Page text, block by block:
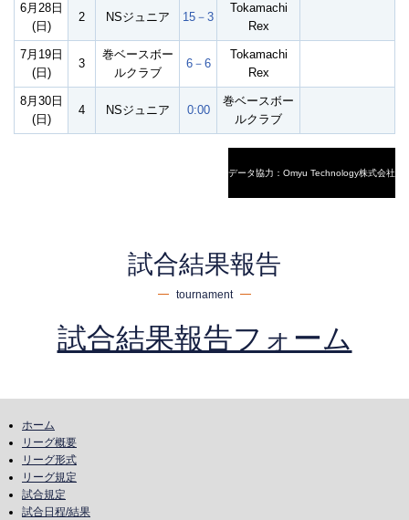
6月28日
(日)
2 NSジュニア 15－3
Tokamachi
Rex
7月19日
(日)
3
巻ベースボー
ルクラブ
6－6
Tokamachi
Rex
8月30日
(日)
4 NSジュニア 0:00
巻ベースボー
ルクラブ
データ協力：Omyu Technology株式会社
試合結果報告
tournament
試合結果報告フォーム
ホーム
リーグ概要
リーグ形式
リーグ規定
試合規定
試合日程/結果